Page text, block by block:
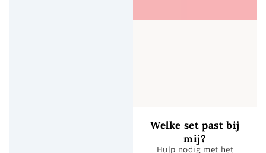
Welke set past bij
mij?
Hulp nodig met het